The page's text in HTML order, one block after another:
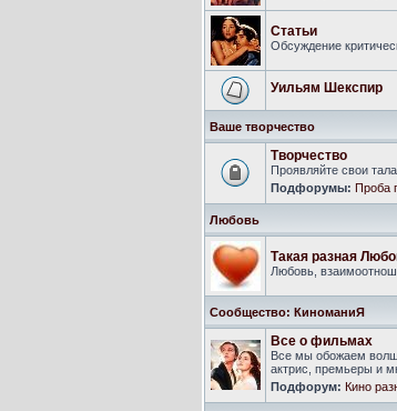
Статьи
Обсуждение
Уильям Шекспир
Ваше творчество
Творчество
Проявляйте свои
Подфорумы: Проба
Любовь
Такая разная
Любовь,
Сообщество: КиноманиЯ
Все о фильмах
Все мы обожаем
актрис, премьеры и
Подфорум: Кино